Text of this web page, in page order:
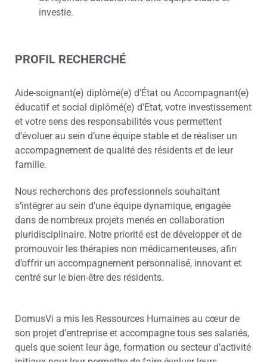
investie.
PROFIL RECHERCHÉ
Aide-soignant(e) diplômé(e) d’État ou Accompagnant(e)
éducatif et social diplômé(e) d'Etat, votre investissement
et votre sens des responsabilités vous permettent
d’évoluer au sein d’une équipe stable et de réaliser un
accompagnement de qualité des résidents et de leur
famille.
Nous recherchons des professionnels souhaitant
s’intégrer au sein d’une équipe dynamique, engagée
dans de nombreux projets menés en collaboration
pluridisciplinaire. Notre priorité est de développer et de
promouvoir les thérapies non médicamenteuses, afin
d’offrir un accompagnement personnalisé, innovant et
centré sur le bien-être des résidents.
DomusVi a mis les Ressources Humaines au cœur de
son projet d’entreprise et accompagne tous ses salariés,
quels que soient leur âge, formation ou secteur d’activité